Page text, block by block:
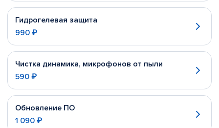
Гидрогелевая защита
990 ₽
Чистка динамика, микрофонов от пыли
590 ₽
Обновление ПО
1 090 ₽